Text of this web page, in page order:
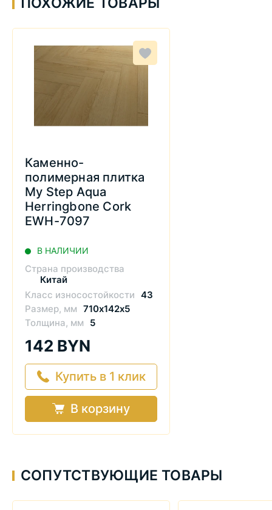
Каменно-
полимерная плитка
My Step Aqua
Herringbone Cork
EWH-7097
В НАЛИЧИИ
Страна производства
Китай
Класс износостойкости 43
Размер, мм 710х142х5
Толщина, мм
5
142 BYN
Купить в 1 клик
В корзину
СОПУТСТВУЮЩИЕ ТОВАРЫ